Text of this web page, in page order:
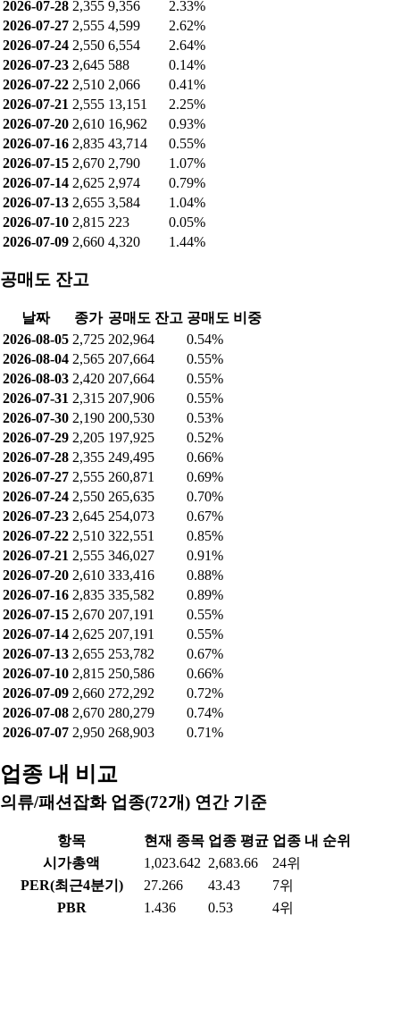
2026-07-28 2,355 9,356
2.33%
2026-07-27 2,555 4,599
2.62%
2026-07-24 2,550 6,554
2.64%
2026-07-23 2,645 588
0.14%
2026-07-22 2,510 2,066
0.41%
2026-07-21 2,555 13,151
2.25%
2026-07-20 2,610 16,962
0.93%
2026-07-16 2,835 43,714
0.55%
2026-07-15 2,670 2,790
1.07%
2026-07-14 2,625 2,974
0.79%
2026-07-13 2,655 3,584
1.04%
2026-07-10 2,815 223
0.05%
2026-07-09 2,660 4,320 1.44%
공매도 잔고
날짜 종가 공매도 잔고 공매도 비중
2026-08-05 2,725 202,964
0.54%
2026-08-04 2,565 207,664
0.55%
2026-08-03 2,420 207,664
0.55%
2026-07-31 2,315 207,906
0.55%
2026-07-30 2,190 200,530
0.53%
2026-07-29 2,205 197,925
0.52%
2026-07-28 2,355 249,495
0.66%
2026-07-27 2,555 260,871
0.69%
2026-07-24 2,550 265,635
0.70%
2026-07-23 2,645 254,073
0.67%
2026-07-22 2,510 322,551
0.85%
2026-07-21 2,555 346,027
0.91%
2026-07-20 2,610 333,416
0.88%
2026-07-16 2,835 335,582
0.89%
2026-07-15 2,670 207,191
0.55%
2026-07-14 2,625 207,191
0.55%
2026-07-13 2,655 253,782
0.67%
2026-07-10 2,815 250,586
0.66%
2026-07-09 2,660 272,292
0.72%
2026-07-08 2,670 280,279
0.74%
2026-07-07 2,950 268,903 0.71%
업종 내 비교
의류/패션잡화 업종(72개) 연간 기준
항목 현재 종목 업종 평균 업종 내 순위
시가총액
1,023.642 2,683.66
24위
PER(최근4분기)
27.266 43.43
7위
PBR
1.436 0.53
4위